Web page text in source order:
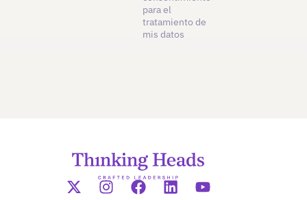
para el
tratamiento de
mis datos